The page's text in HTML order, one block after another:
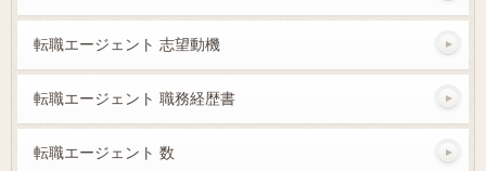
転職エージェント 志望動機
転職エージェント 職務経歴書
転職エージェント 数